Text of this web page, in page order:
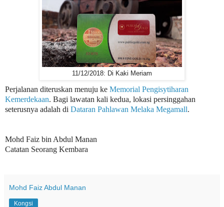
11/12/2018: Di Kaki Meriam
Perjalanan diteruskan menuju ke Memorial Pengisytiharan
Kemerdekaan. Bagi lawatan kali kedua, lokasi persinggahan
seterusnya adalah di Dataran Pahlawan Melaka Megamall.
Mohd Faiz bin Abdul Manan
Catatan Seorang Kembara
Mohd Faiz Abdul Manan
Kongsi